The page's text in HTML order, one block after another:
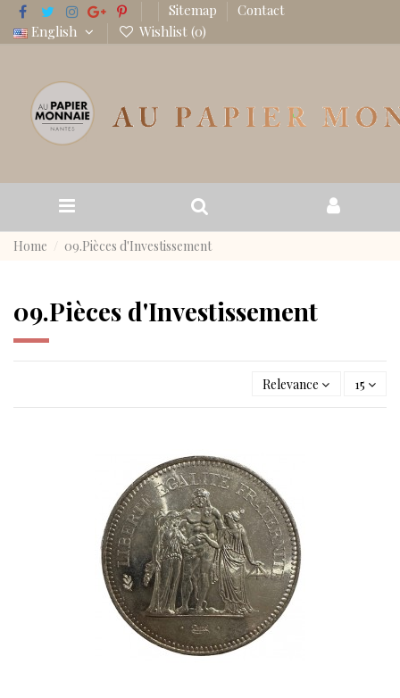
Sitemap
Contact
English
Wishlist (0)
Home 09.Pièces d'Investissement
09.Pièces d'Investissement
Relevance 15